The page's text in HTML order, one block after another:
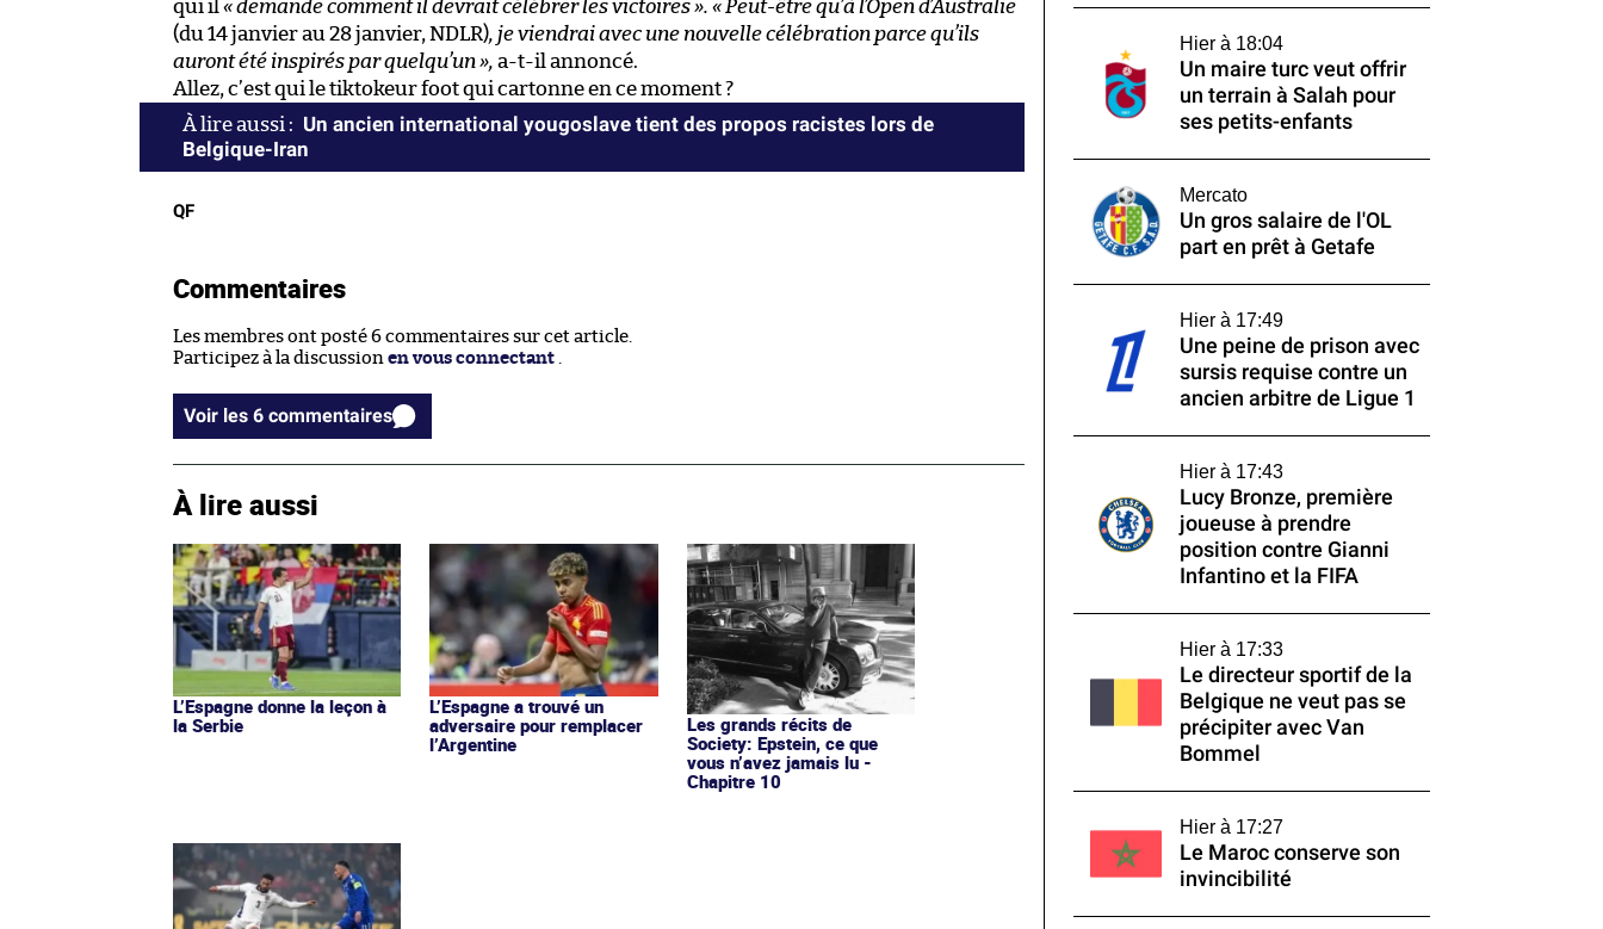
qui il « demande comment il devrait célébrer les victoires ». « Peut-être qu’à l’Open d’Australie
(du 14 janvier au 28 janvier, NDLR), je viendrai avec une nouvelle célébration parce qu’ils
auront été inspirés par quelqu’un », a-t-il annoncé.
Allez, c’est qui le tiktokeur foot qui cartonne en ce moment ?
Un ancien international yougoslave tient des propos racistes lors de
Belgique-Iran
QF
Commentaires
Les membres ont posté 6 commentaires sur cet article.
Participez à la discussion en vous connectant .
Voir les 6 commentaires
À lire aussi
L’Espagne donne la leçon à
la Serbie
L’Espagne a trouvé un
adversaire pour remplacer
l’Argentine
Les grands récits de
Society: Epstein, ce que
vous n’avez jamais lu -
Chapitre 10
Hier à 18:04
Un maire turc veut offrir
un terrain à Salah pour
ses petits-enfants
Mercato
Un gros salaire de l'OL
part en prêt à Getafe
Hier à 17:49
Une peine de prison avec
sursis requise contre un
ancien arbitre de Ligue 1
Hier à 17:43
Lucy Bronze, première
joueuse à prendre
position contre Gianni
Infantino et la FIFA
Hier à 17:33
Le directeur sportif de la
Belgique ne veut pas se
précipiter avec Van
Bommel
Hier à 17:27
Le Maroc conserve son
invincibilité